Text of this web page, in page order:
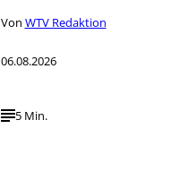
Von WTV Redaktion
06.08.2026
5 Min.